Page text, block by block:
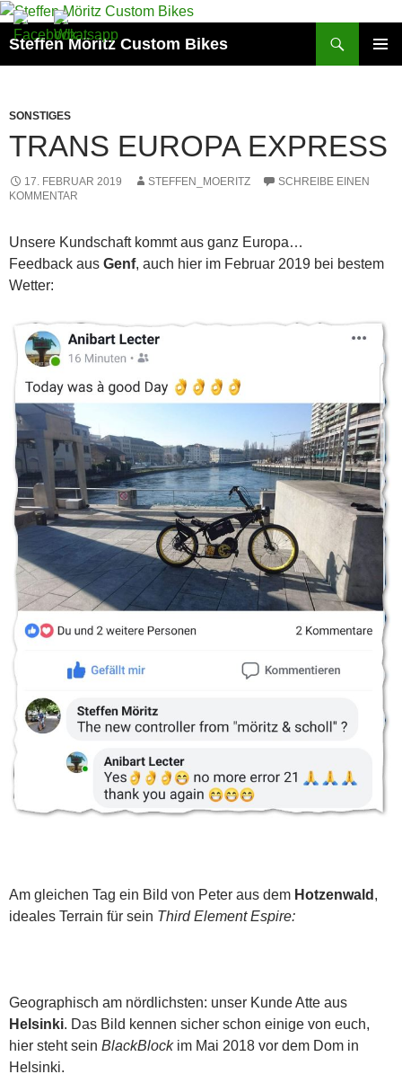
Steffen Möritz Custom Bikes
Suchen
SONSTIGES
TRANS EUROPA EXPRESS
17. FEBRUAR 2019 STEFFEN_MOERITZ
SCHREIBE EINEN
KOMMENTAR
Unsere Kundschaft kommt aus ganz Europa…
Feedback aus Genf, auch hier im Februar 2019 bei bestem
Wetter:
Am gleichen Tag ein Bild von Peter aus dem Hotzenwald ,
ideales Terrain für sein Third Element Espire:
Geographisch am nördlichsten: unser Kunde Atte aus
Helsinki. Das Bild kennen sicher schon einige von euch,
hier steht sein BlackBlockim Mai 2018 vor dem Dom in
Helsinki.